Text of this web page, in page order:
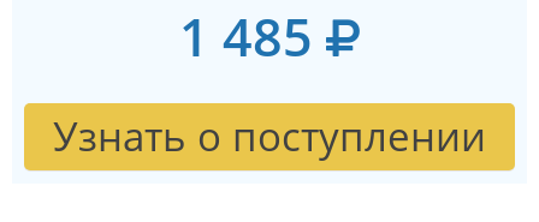
1 485
Узнать о поступлении